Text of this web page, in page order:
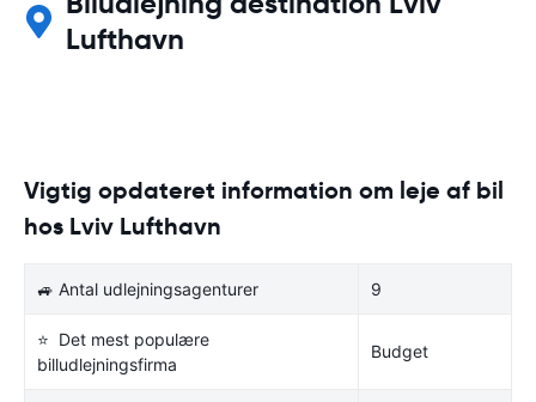
Lufthavn
Vigtig opdateret information om leje af bil
hos Lviv Lufthavn
🚙 Antal udlejningsagenturer 9
⭐ Det mest populære
billudlejningsfirma
Budget